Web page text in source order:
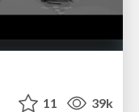
11 39k